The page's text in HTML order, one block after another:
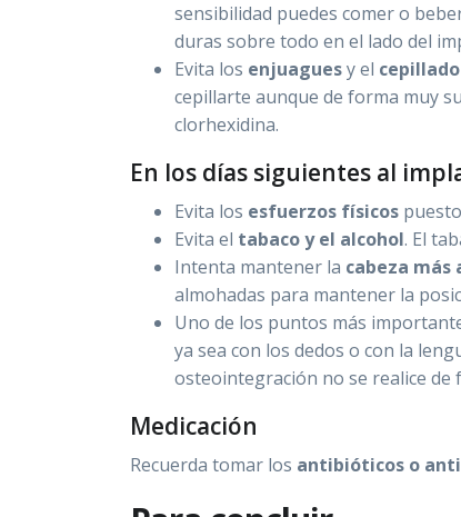
sensibilidad puedes comer o
duras sobre todo en el lado del
Evita los enjuaguesy el cepillado
cepillarte aunque de forma muy
clorhexidina.
En los días siguientes al
Evita los esfuerzos físicos
Evita el tabaco y el alcohol. El
Intenta mantener la cabeza más
almohadas para mantener la
Uno de los puntos más
ya sea con los dedos o con la
osteointegración no se realice
Medicación
Recuerda tomar los antibióticos o